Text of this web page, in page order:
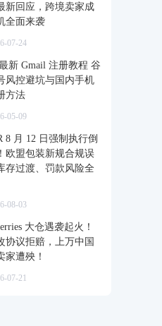
新回应，跨境卖家成
全面来袭
07-24
新 Gmail 注册教程 谷
风控避坑与国内手机
方法
05-09
8 月 12 日强制执行倒
欧盟包装新规合规误
存过渡、罚款风险全
08-03
大仓遇袭起火！
协议拒赔，上万中国
家遭殃！
07-21